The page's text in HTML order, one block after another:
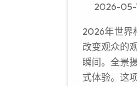
2026-05-
2026年世界
改变观众的
瞬间。全景
式体验。这